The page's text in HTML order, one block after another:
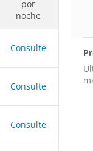
por
noche
Consulte
Consulte
Consulte